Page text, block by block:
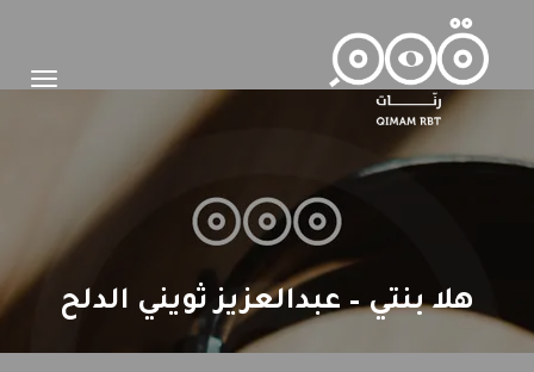
هلا بنتي – عبدالعزيز ثويني الدلح